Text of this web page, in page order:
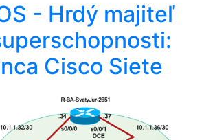
- Hrdý majiteľ
Cisco Siete